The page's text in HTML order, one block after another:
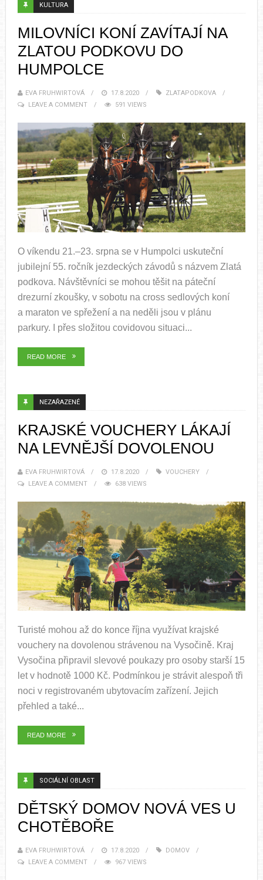
KULTURA
MILOVNÍCI KONÍ ZAVÍTAJÍ NA
ZLATOU PODKOVU DO
HUMPOLCE
EVA FRUHWIRTOVÁ 17.8.2020
ZLATAPODKOVA
LEAVE A COMMENT
591 VIEWS
O víkendu 21.–23. srpna se v Humpolci uskuteční
jubilejní 55. ročník jezdeckých závodů s názvem Zlatá
podkova. Návštěvníci se mohou těšit na páteční
drezurní zkoušky, v sobotu na cross sedlových koní
a maraton ve spřežení a na neděli jsou v plánu
parkury. I přes složitou covidovou situaci...
READ MORE
NEZAŘAZENÉ
KRAJSKÉ VOUCHERY LÁKAJÍ
NA LEVNĚJŠÍ DOVOLENOU
EVA FRUHWIRTOVÁ 17.8.2020
VOUCHERY
LEAVE A COMMENT
638 VIEWS
Turisté mohou až do konce října využívat krajské
vouchery na dovolenou strávenou na Vysočině. Kraj
Vysočina připravil slevové poukazy pro osoby starší 15
let v hodnotě 1000 Kč. Podmínkou je strávit alespoň tři
noci v registrovaném ubytovacím zařízení. Jejich
přehled a také...
READ MORE
SOCIÁLNÍ OBLAST
DĚTSKÝ DOMOV NOVÁ VES U
CHOTĚBOŘE
EVA FRUHWIRTOVÁ 17.8.2020
DOMOV
LEAVE A COMMENT
967 VIEWS